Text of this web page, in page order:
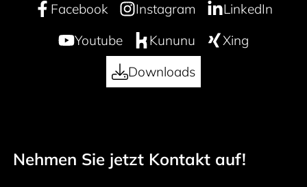
Facebook Instagram
LinkedIn
Youtube
Kununu
Xing
Downloads
50 years
Footer navigation
Nehmen Sie jetzt Kontakt auf!